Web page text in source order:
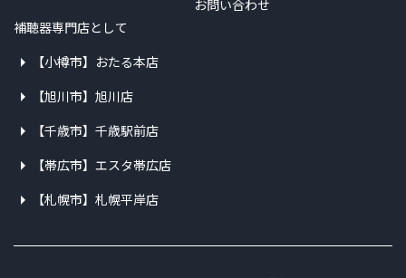
お問い合わせ
補聴器専門店として
【小樽市】おたる本店
【旭川市】旭川店
【千歳市】千歳駅前店
【帯広市】エスタ帯広店
【札幌市】札幌平岸店